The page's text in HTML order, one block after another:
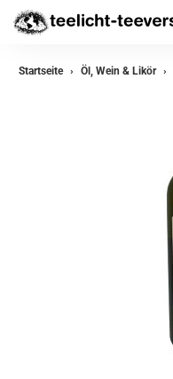
Startseite Öl, Wein & Likör